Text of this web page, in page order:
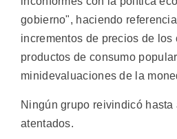
gobierno", haciendo
incrementos de precios de los
productos de consumo
minidevaluaciones de la
Ningún grupo reivindicó hasta
atentados.